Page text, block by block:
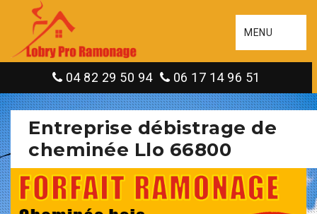
MENU
04 82 29 50 94 06 17 14 96 51
Entreprise débistrage de
cheminée Llo 66800